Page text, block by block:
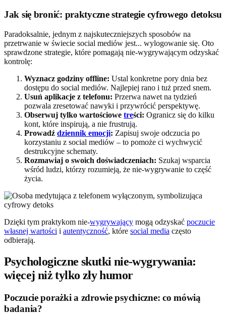
Jak się bronić: praktyczne strategie cyfrowego detoksu
Paradoksalnie, jednym z najskuteczniejszych sposobów na
przetrwanie w świecie social mediów jest... wylogowanie się. Oto
sprawdzone strategie, które pomagają nie-wygrywającym odzyskać
kontrolę:
Wyznacz godziny offline: Ustal konkretne pory dnia bez
dostępu do social mediów. Najlepiej rano i tuż przed snem.
Usuń aplikacje z telefonu: Przerwa nawet na tydzień
pozwala zresetować nawyki i przywrócić perspektywę.
Obserwuj tylko wartościowe treści: Ogranicz się do kilku
kont, które inspirują, a nie frustrują.
Prowadź dziennik emocji: Zapisuj swoje odczucia po
korzystaniu z social mediów – to pomoże ci wychwycić
destrukcyjne schematy.
Rozmawiaj o swoich doświadczeniach: Szukaj wsparcia
wśród ludzi, którzy rozumieją, że nie-wygrywanie to część
życia.
Dzięki tym praktykom nie-wygrywający mogą odzyskać poczucie
własnej wartości i autentyczność, które social media często
odbierają.
Psychologiczne skutki nie-wygrywania:
więcej niż tylko zły humor
Poczucie porażki a zdrowie psychiczne: co mówią
badania?